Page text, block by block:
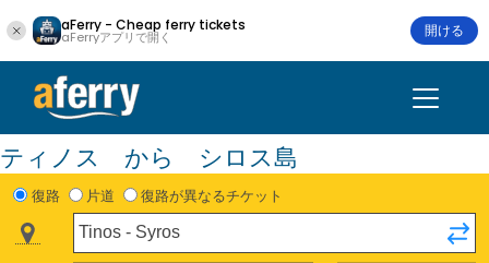
aFerry - Cheap ferry tickets
aFerryアプリで開く 開ける
ティノス から シロス島
復路 片道 復路が異なるチケット